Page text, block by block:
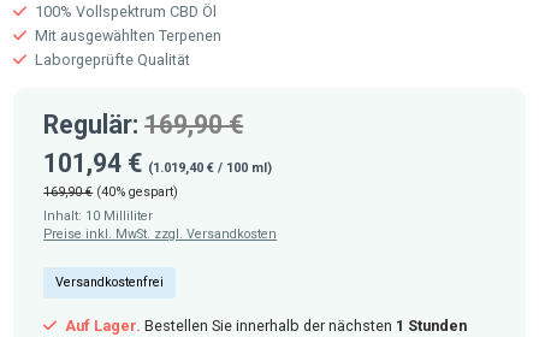
100% Vollspektrum CBD Öl
Mit ausgewählten Terpenen
Laborgeprüfte Qualität
Regulär: 169,90 €
101,94 € (1.019,40 € / 100 ml)
169,90 € (40% gespart)
Inhalt: 10 Milliliter
Preise inkl. MwSt. zzgl. Versandkosten
Versandkostenfrei
Auf Lager. Bestellen Sie innerhalb der nächsten 1 Stunden